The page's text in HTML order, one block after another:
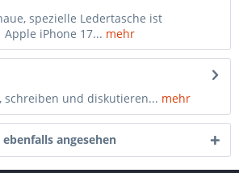
spezielle Ledertasche ist
iPhone 17... mehr
schreiben und diskutieren... mehr
angesehen